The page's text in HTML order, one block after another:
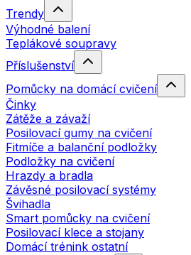
Trendy
Výhodné balení
Teplákové soupravy
Příslušenství
Pomůcky na domácí cvičení
Činky
Zátěže a závaží
Posilovací gumy na cvičení
Fitmíče a balanční podložky
Podložky na cvičení
Hrazdy a bradla
Závěsné posilovací systémy
Švihadla
Smart pomůcky na cvičení
Posilovací klece a stojany
Domácí trénink ostatní